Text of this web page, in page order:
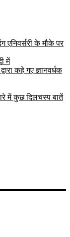
एनिवर्सरी के मौके पर
में
कहे गए ज्ञानवर्धक
में कुछ दिलचस्प बातें